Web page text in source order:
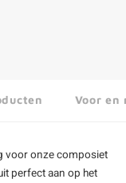
Voor en
voor onze composiet
perfect aan op het